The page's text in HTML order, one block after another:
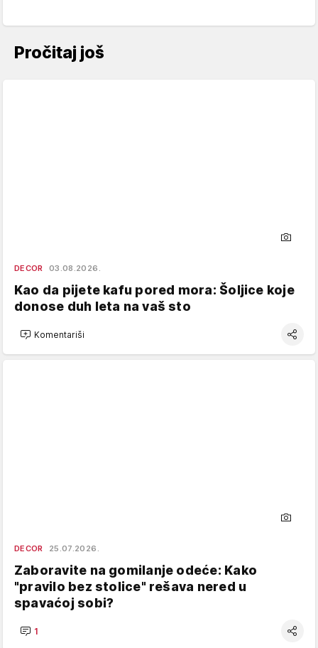
Pročitaj još
DECOR 03.08.2026.
Kao da pijete kafu pored mora: Šoljice koje
donose duh leta na vaš sto
Komentariši
DECOR 25.07.2026.
Zaboravite na gomilanje odeće: Kako
"pravilo bez stolice" rešava nered u
spavaćoj sobi?
1